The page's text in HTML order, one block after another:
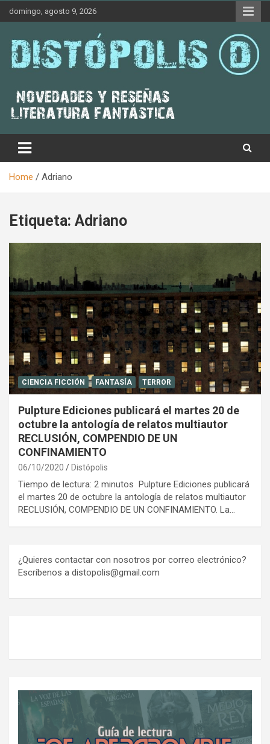
Skip
domingo, agosto 9, 2026
Distópolis
Home Adriano
Etiqueta: Adriano
CIENCIA FICCIÓN FANTASÍA TERROR
Pulpture Ediciones publicará el martes 20 de
octubre la antología de relatos multiautor
RECLUSIÓN, COMPENDIO DE UN
CONFINAMIENTO
06/10/2020 Distópolis
Tiempo de lectura: 2 minutos Pulpture Ediciones publicará
el martes 20 de octubre la antología de relatos multiautor
RECLUSIÓN, COMPENDIO DE UN CONFINAMIENTO. La…
¿Quieres contactar con nosotros por correo electrónico?
Escríbenos a distopolis@gmail.com